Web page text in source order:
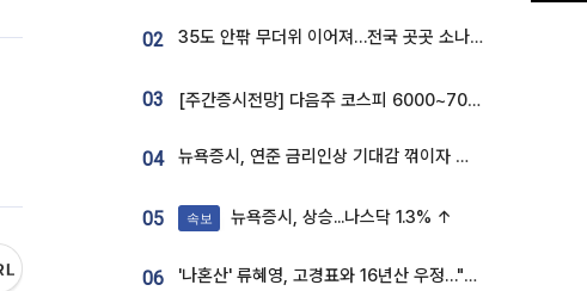
02 35도 안팎 무더위 이어져…전국 곳곳 소나기 [오늘 날씨]
03 [주간증시전망] 다음주 코스피 6000~7000⋯“外人 수급은 정책이 변수”
04 뉴욕증시, 연준 금리인상 기대감 꺾이자 상승...S&P500 사상 최고치 [종합]
05 속보 뉴욕증시, 상승...나스닥 1.3% ↑
06 '나혼산' 류혜영, 고경표와 16년산 우정…"자취방서 부모님과 마주쳐"